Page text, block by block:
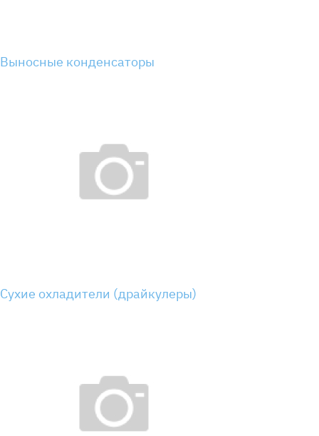
Выносные конденсаторы
Сухие охладители (драйкулеры)